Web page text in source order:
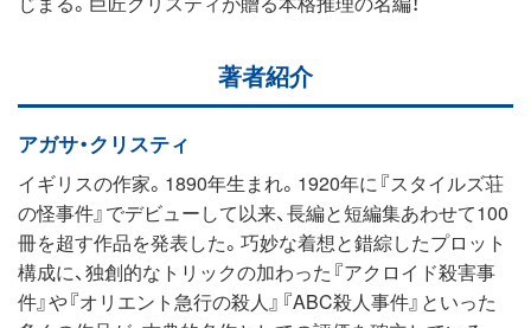
著者紹介
アガサ・クリスティ
イギリスの作家。1890年生まれ。1920年に『スタイルズ荘
の怪事件』でデビューして以来、長編と短編集あわせて100
冊を超す作品を発表した。巧妙な着想と錯綜したプロット
構成に、独創的なトリックの加わった『アクロイド殺害事
件』や『オリエント急行の殺人』『ABC殺人事件』といった